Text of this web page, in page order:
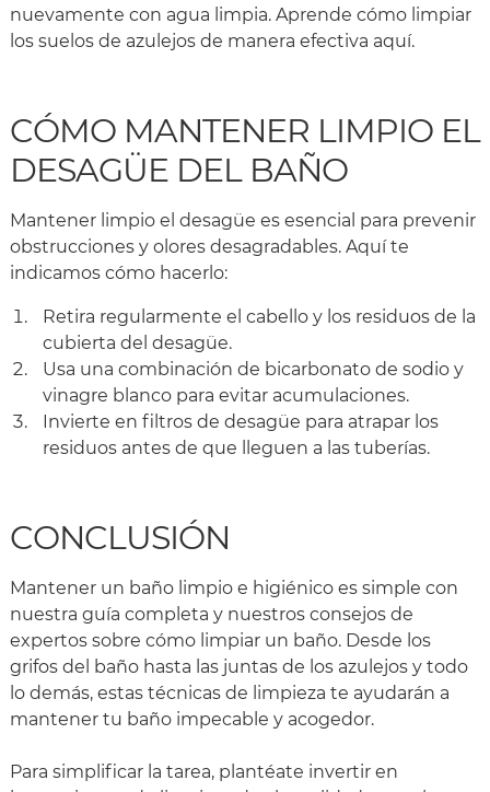
nuevamente con agua limpia. Aprende cómo limpiar
los suelos de azulejos de manera efectiva aquí.
CÓMO MANTENER LIMPIO EL
DESAGÜE DEL BAÑO
Mantener limpio el desagüe es esencial para prevenir
obstrucciones y olores desagradables. Aquí te
indicamos cómo hacerlo:
Retira regularmente el cabello y los residuos de la
cubierta del desagüe.
Usa una combinación de bicarbonato de sodio y
vinagre blanco para evitar acumulaciones.
Invierte en filtros de desagüe para atrapar los
residuos antes de que lleguen a las tuberías.
CONCLUSIÓN
Mantener un baño limpio e higiénico es simple con
nuestra guía completa y nuestros consejos de
expertos sobre cómo limpiar un baño. Desde los
grifos del baño hasta las juntas de los azulejos y todo
lo demás, estas técnicas de limpieza te ayudarán a
mantener tu baño impecable y acogedor.
Para simplificar la tarea, plantéate invertir en